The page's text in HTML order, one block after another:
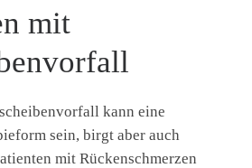
mit
kann eine
sein, birgt aber auch
mit Rückenschmerzen